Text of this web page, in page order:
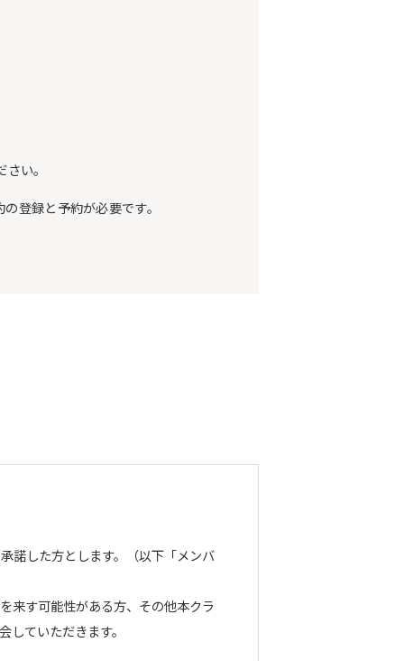
い。
登録と予約が必要です。
諾した方とします。（以下「メンバ
来す可能性がある方、その他本クラ
ていただきます。